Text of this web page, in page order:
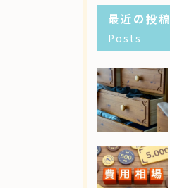
最近の投稿
Posts